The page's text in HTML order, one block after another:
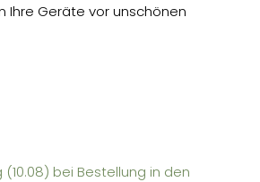
Ihre Geräte vor unschönen
bei Bestellung in den